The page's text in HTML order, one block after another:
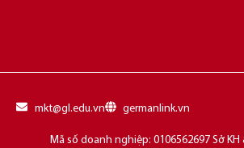
mkt@gl.edu.vn germanlink.vn
Mã số doanh nghiệp: 0106562697 Sở